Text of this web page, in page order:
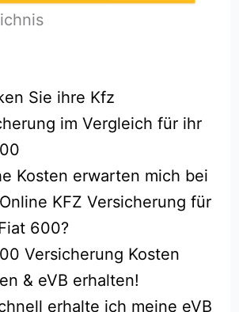
Sie ihre Kfz
im Vergleich für ihr
Kosten erwarten mich bei
KFZ Versicherung für
600?
Versicherung Kosten
& eVB erhalten!
erhalte ich meine eVB